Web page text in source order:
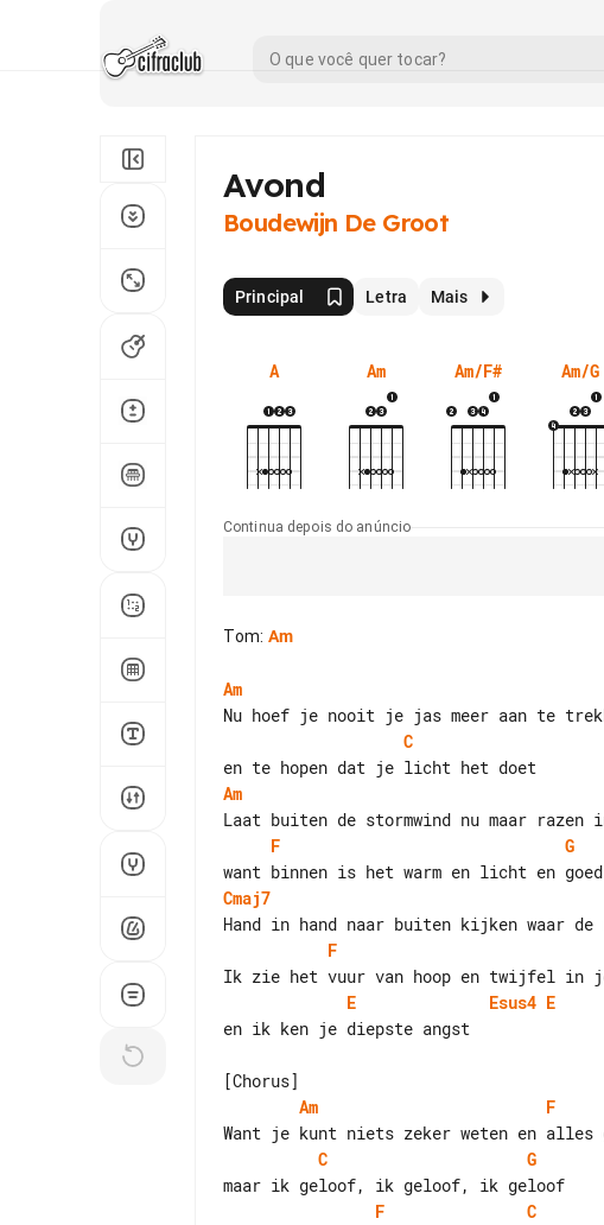
Avond
Boudewijn De Groot
Principal Letra Mais
A Am Am/F# Am/G
Continua depois do anúncio
Tom: Am
Am
C
Am
F
G
Cmaj7
F
E
Esus4 E
en ik ken je diepste angst
Am
F
C
G
F
C